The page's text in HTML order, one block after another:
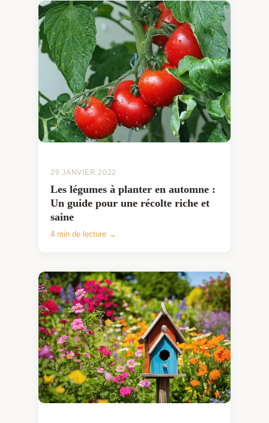
29 JANVIER 2022
Les légumes à planter en automne :
Un guide pour une récolte riche et
saine
4 min de lecture →